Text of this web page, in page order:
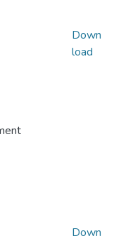
Down
load
Down